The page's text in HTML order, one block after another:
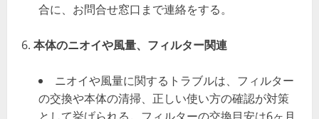
合に、お問合せ窓口まで連絡をする。
本体のニオイや風量、フィルター関連
ニオイや風量に関するトラブルは、フィルター
の交換や本体の清掃、正しい使い方の確認が対策
として挙げられる。フィルターの交換目安は6ヶ月